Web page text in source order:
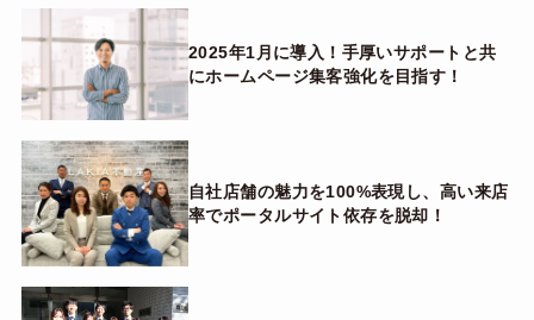
2025年1月に導入！手厚いサポートと共
にホームページ集客強化を目指す！
自社店舗の魅力を100%表現し、高い来店
率でポータルサイト依存を脱却！